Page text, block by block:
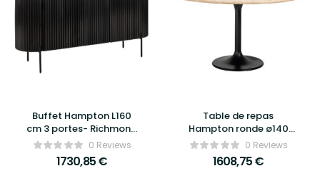
Buffet Hampton L160
cm 3 portes- Richmond
Interiors0 Reviews
1730,85€
Table de repas
Hampton ronde ø140
cm en travertin –
Richmond Interiors
0 Reviews
1608,75€